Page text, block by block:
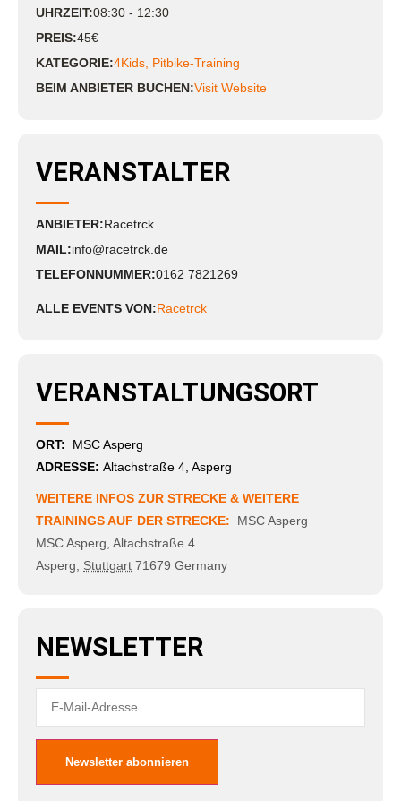
UHRZEIT:08:30 - 12:30
PREIS:45€
KATEGORIE:4Kids Pitbike-Training
BEIM ANBIETER BUCHEN:Visit Website
VERANSTALTER
ANBIETER:Racetrck
MAIL:info@racetrck.de
TELEFONNUMMER:0162 7821269
ALLE EVENTS VON:Racetrck
VERANSTALTUNGSORT
ORT: MSC Asperg
ADRESSE: Altachstraße 4, Asperg
WEITERE INFOS ZUR STRECKE & WEITERE
TRAININGS AUF DER STRECKE: MSC Asperg
MSC Asperg Altachstraße 4
Asperg
Stuttgart 71679 Germany
NEWSLETTER